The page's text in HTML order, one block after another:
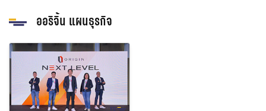
ออริจิ้น แผนธุรกิจ